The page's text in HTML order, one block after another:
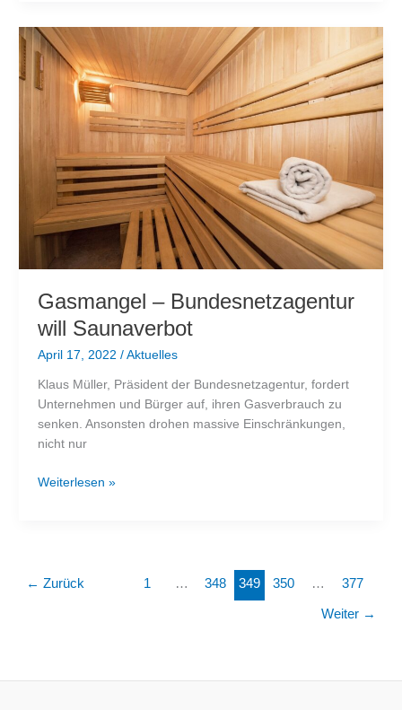
in
der
Ukraine
auszulösen
Gasmangel – Bundesnetzagentur
will Saunaverbot
April 17, 2022 / Aktuelles
Klaus Müller, Präsident der Bundesnetzagentur, fordert
Unternehmen und Bürger auf, ihren Gasverbrauch zu
senken. Ansonsten drohen massive Einschränkungen,
nicht nur
Gasmangel
Weiterlesen »
← Zurück 1 … 348 349 350 … 377
Weiter →